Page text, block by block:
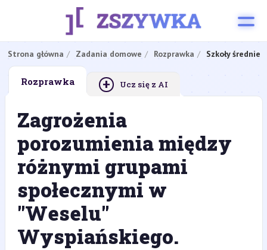
Strona główna Zadania domowe Rozprawka Szkoły średnie
Rozprawka + Ucz się z AI
Zagrożenia
porozumienia między
różnymi grupami
społecznymi w
"Weselu"
Wyspiańskiego.